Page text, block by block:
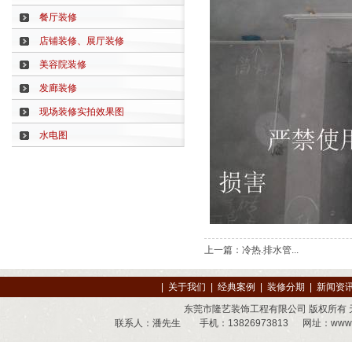
餐厅装修
店铺装修、展厅装修
美容院装修
发廊装修
现场装修实拍效果图
水电图
上一篇： 冷热.排水管...
关于我们 经典案例 装修分期
新闻资
东莞市隆艺装饰工程有限公司 版权所有
联系人：潘先生 手机：13826973813 网址：